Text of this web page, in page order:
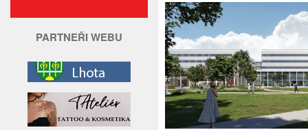
PARTNEŘI WEBU